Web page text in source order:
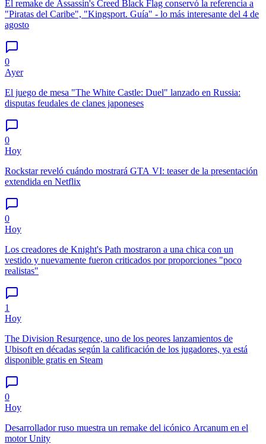
El remake de Assassin's Creed Black Flag conservó la referencia a
"Piratas del Caribe", "Kingsport. Guía" - lo más interesante del 4 de
agosto
0
Ayer
El juego de mesa "The White Castle: Duel" lanzado en Russia:
disputas feudales de clanes japoneses
0
Hoy
Rockstar reveló cuándo mostrará GTA VI: teaser de la presentación
extendida en Netflix
0
Hoy
Los creadores de Knight's Path mostraron a una chica con un
vestido y nuevamente fueron criticados por proporciones "poco
realistas"
1
Hoy
The Division Resurgence, uno de los peores lanzamientos de
Ubisoft en décadas según la calificación de los jugadores, ya está
disponible gratis en Steam
0
Hoy
Desarrollador ruso muestra un remake del icónico Arcanum en el
motor Unity